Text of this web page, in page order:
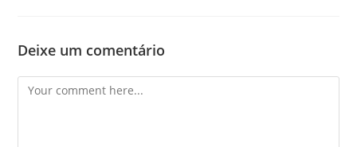
Deixe um comentário
Comment